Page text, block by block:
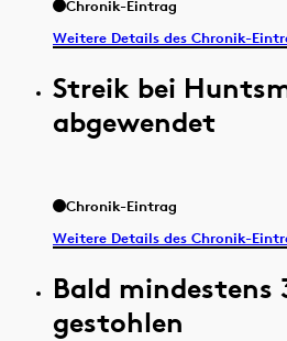
Chronik-Eintrag
Weitere Details des Chronik-
Streik bei
abgewendet
Chronik-Eintrag
Weitere Details des Chronik-
Bald mindestens
gestohlen